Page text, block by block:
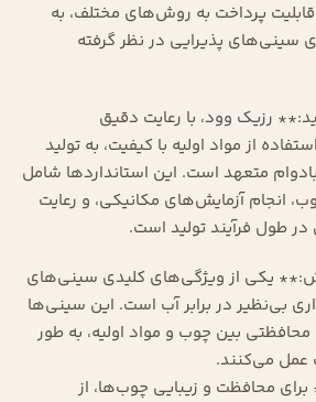
قابلیت پرداخت به روش‌های مختلف، به
سینی‌های پذیرایی در نظر گرفته
رزیک وود، با رعایت دقیق
از مواد اولیه با کیفیت، به تولید
متعهد است. این استانداردها شامل
انجام آزمایش‌های مکانیکی، و رعایت
طول فرآیند تولید است.
یکی از ویژگی‌های کلیدی سینی‌های
بی‌نظیر در برابر آب است. این سینی‌ها
محافظتی بین چوب و مواد اولیه، به طور
عمل می‌کنند.
محافظت و زیبایی چوب‌ها، از